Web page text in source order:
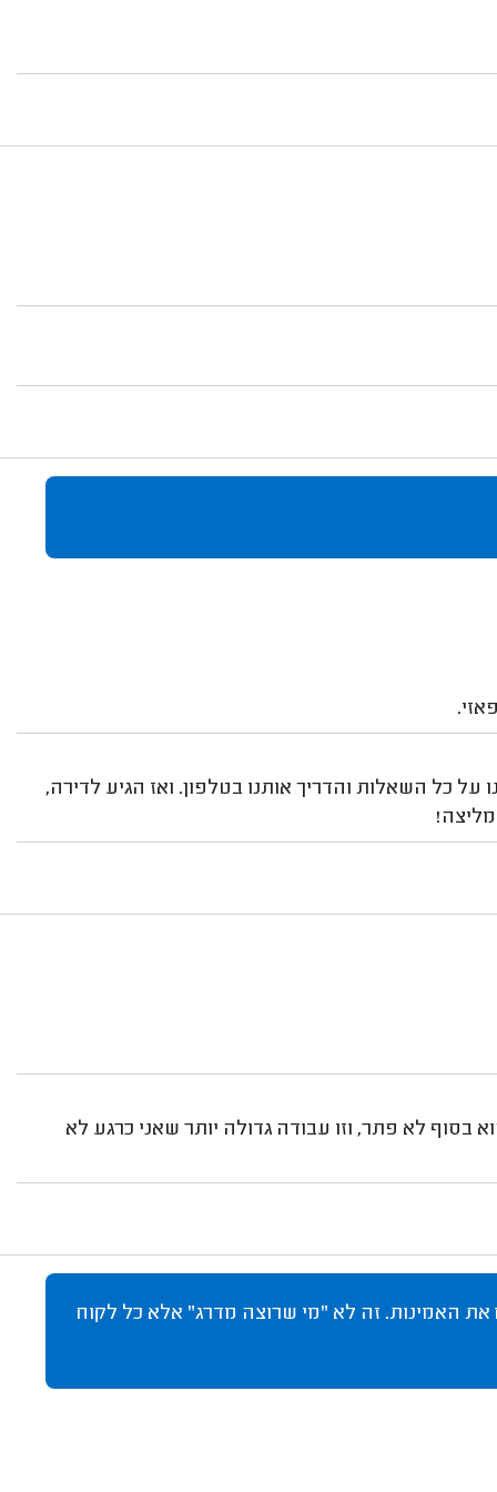
על כל השאלות והדריך אותנו בטלפון. ואז הגיע לדירה,
בסוף לא פתר, וזו עבודה גדולה יותר שאני כרגע לא
את האמינות. זה לא "מי שרוצה מדרג" אלא כל לקוח